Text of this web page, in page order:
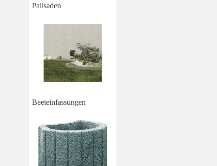
Palisaden
Beeteinfassungen